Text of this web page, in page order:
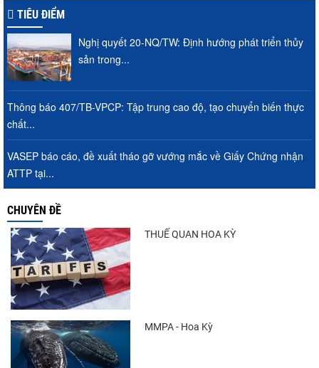
TIÊU ĐIỂM
Nghị quyết 20-NQ/TW: Định hướng phát triển thủy
sản trong...
Thông báo 407/TB-VPCP: Tập trung cao độ, tạo chuyển biến thực
chất...
VASEP báo cáo, đề xuất tháo gỡ vướng mắc về Giấy Chứng nhận
ATTP tại...
CHUYÊN ĐỀ
THUẾ QUAN HOA KỲ
MMPA - Hoa Kỳ